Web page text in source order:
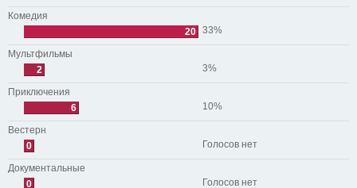
Комедия
20 33%
Мультфильмы
2
3%
Приключения
6
10%
Вестерн
0
Голосов нет
Документальные
0
Голосов нет